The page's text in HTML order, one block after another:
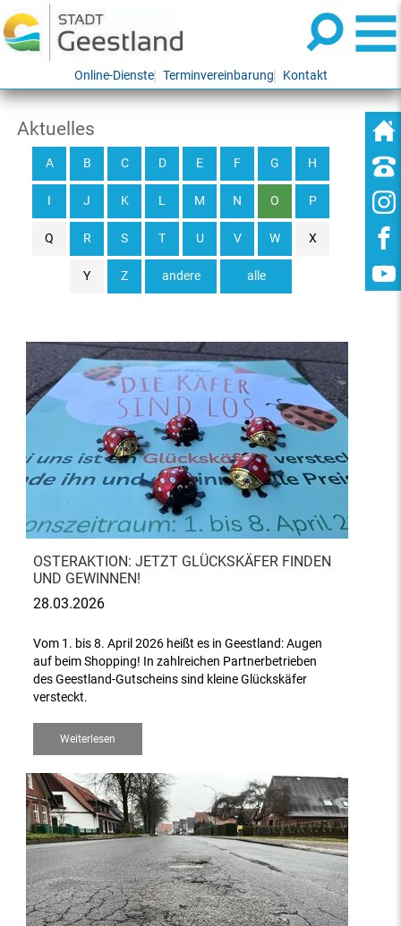
Online-Dienste Terminvereinbarung Kontakt
Aktuelles
alle
A B C D E F G H
I J K L M N O P
Q R S T U V W X
Y Z andere
OSTERAKTION: JETZT GLÜCKSKÄFER FINDEN
UND GEWINNEN!
28.03.2026
Vom 1. bis 8. April 2026 heißt es in Geestland: Augen
auf beim Shopping! In zahlreichen Partnerbetrieben
des Geestland-Gutscheins sind kleine Glückskäfer
versteckt.
Weiterlesen